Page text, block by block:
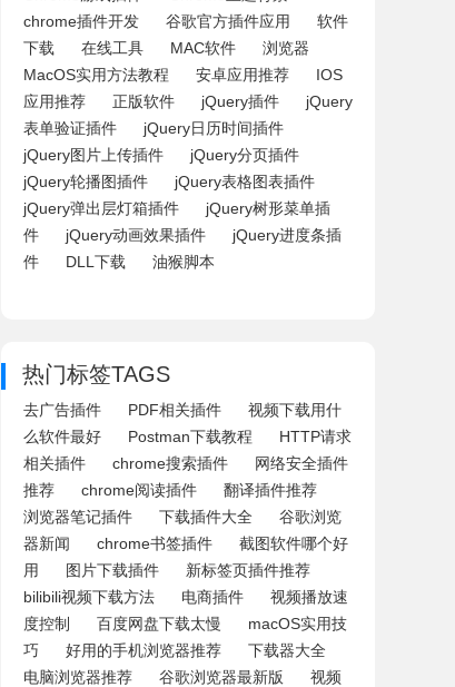
chrome插件开发
谷歌官方插件应用
软件
下载
在线工具 MAC软件
浏览器
MacOS实用方法教程
安卓应用推荐
IOS
应用推荐
正版软件 jQuery插件
jQuery
表单验证插件
jQuery日历时间插件
jQuery图片上传插件
jQuery分页插件
jQuery轮播图插件
jQuery表格图表插件
jQuery弹出层灯箱插件
jQuery树形菜单插
件
jQuery动画效果插件
jQuery进度条插
件
DLL下载 油猴脚本
热门标签TAGS
去广告插件 PDF相关插件
视频下载用什
么软件最好
Postman下载教程
HTTP请求
相关插件
chrome搜索插件
网络安全插件
推荐
chrome阅读插件
翻译插件推荐
浏览器笔记插件
下载插件大全
谷歌浏览
器新闻
chrome书签插件
截图软件哪个好
用
图片下载插件
新标签页插件推荐
bilibili视频下载方法
电商插件
视频播放速
度控制
百度网盘下载太慢
macOS实用技
巧
好用的手机浏览器推荐
下载器大全
电脑浏览器推荐
谷歌浏览器最新版
视频